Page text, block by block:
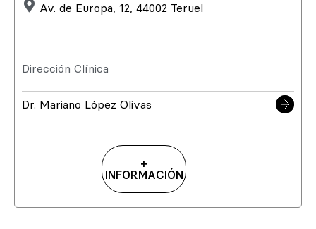
Av. de Europa, 12, 44002 Teruel
Dirección Clínica
Dr. Mariano López Olivas
+
INFORMACIÓN